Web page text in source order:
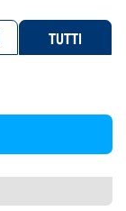
TUTTI